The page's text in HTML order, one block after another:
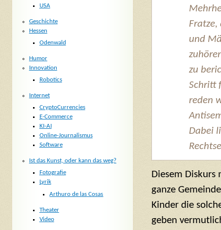
und
zu
Schritt
reden
Dabei
Diesem Diskurs
ganze
Kinder die
geben
USA
Geschichte
Hessen
Odenwald
Humor
Innovation
Robotics
Internet
CryptoCurrencies
E-Commerce
KI-AI
Online-Journalismus
Software
Ist das Kunst, oder kann das weg?
Fotografie
Lyrik
Arthuro de las Cosas
Theater
Video